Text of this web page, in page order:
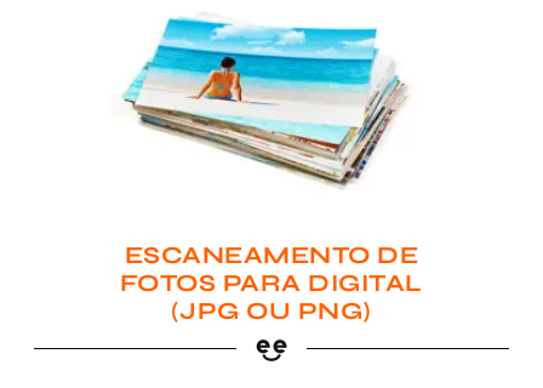
ESCANEAMENTO DE
FOTOS PARA DIGITAL
(JPG OU PNG)